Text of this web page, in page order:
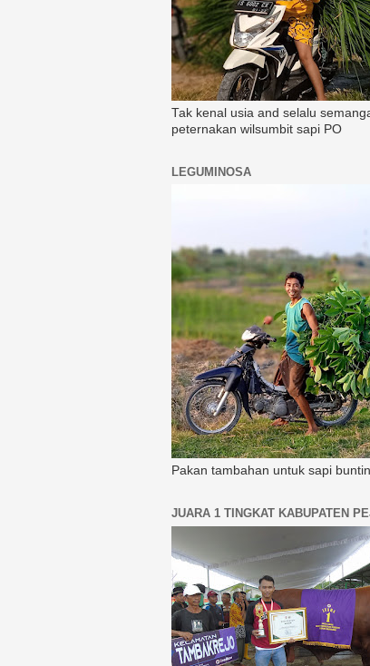
Tak kenal usia and selalu
peternakan wilsumbit sapi PO
LEGUMINOSA
Pakan tambahan untuk sapi
JUARA 1 TINGKAT KABUPATEN